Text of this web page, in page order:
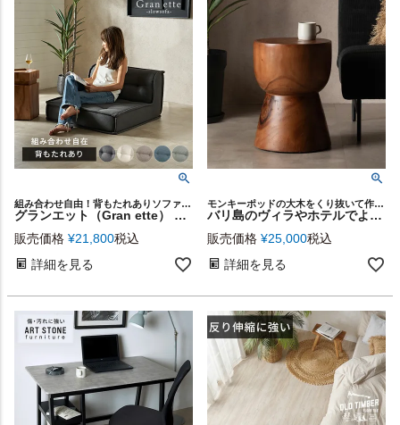
組み合わせ自由！背もたれありソファGran ette
グランエット（Gran ette） フロアソファ 背もたれあり [67198]
販売価格 ¥21,800税込
詳細を見る
モンキーポッドの大木をくり抜いて作られた、ハンドメイドのスツールとしても使えるサイドテーブル
バリ島のヴィラやホテルでよく使われているモンキーポッドの丸太から削り出された重厚感たっぷりのスツールにもなるサイドテーブル[14226]
販売価格 ¥25,000税込
詳細を見る